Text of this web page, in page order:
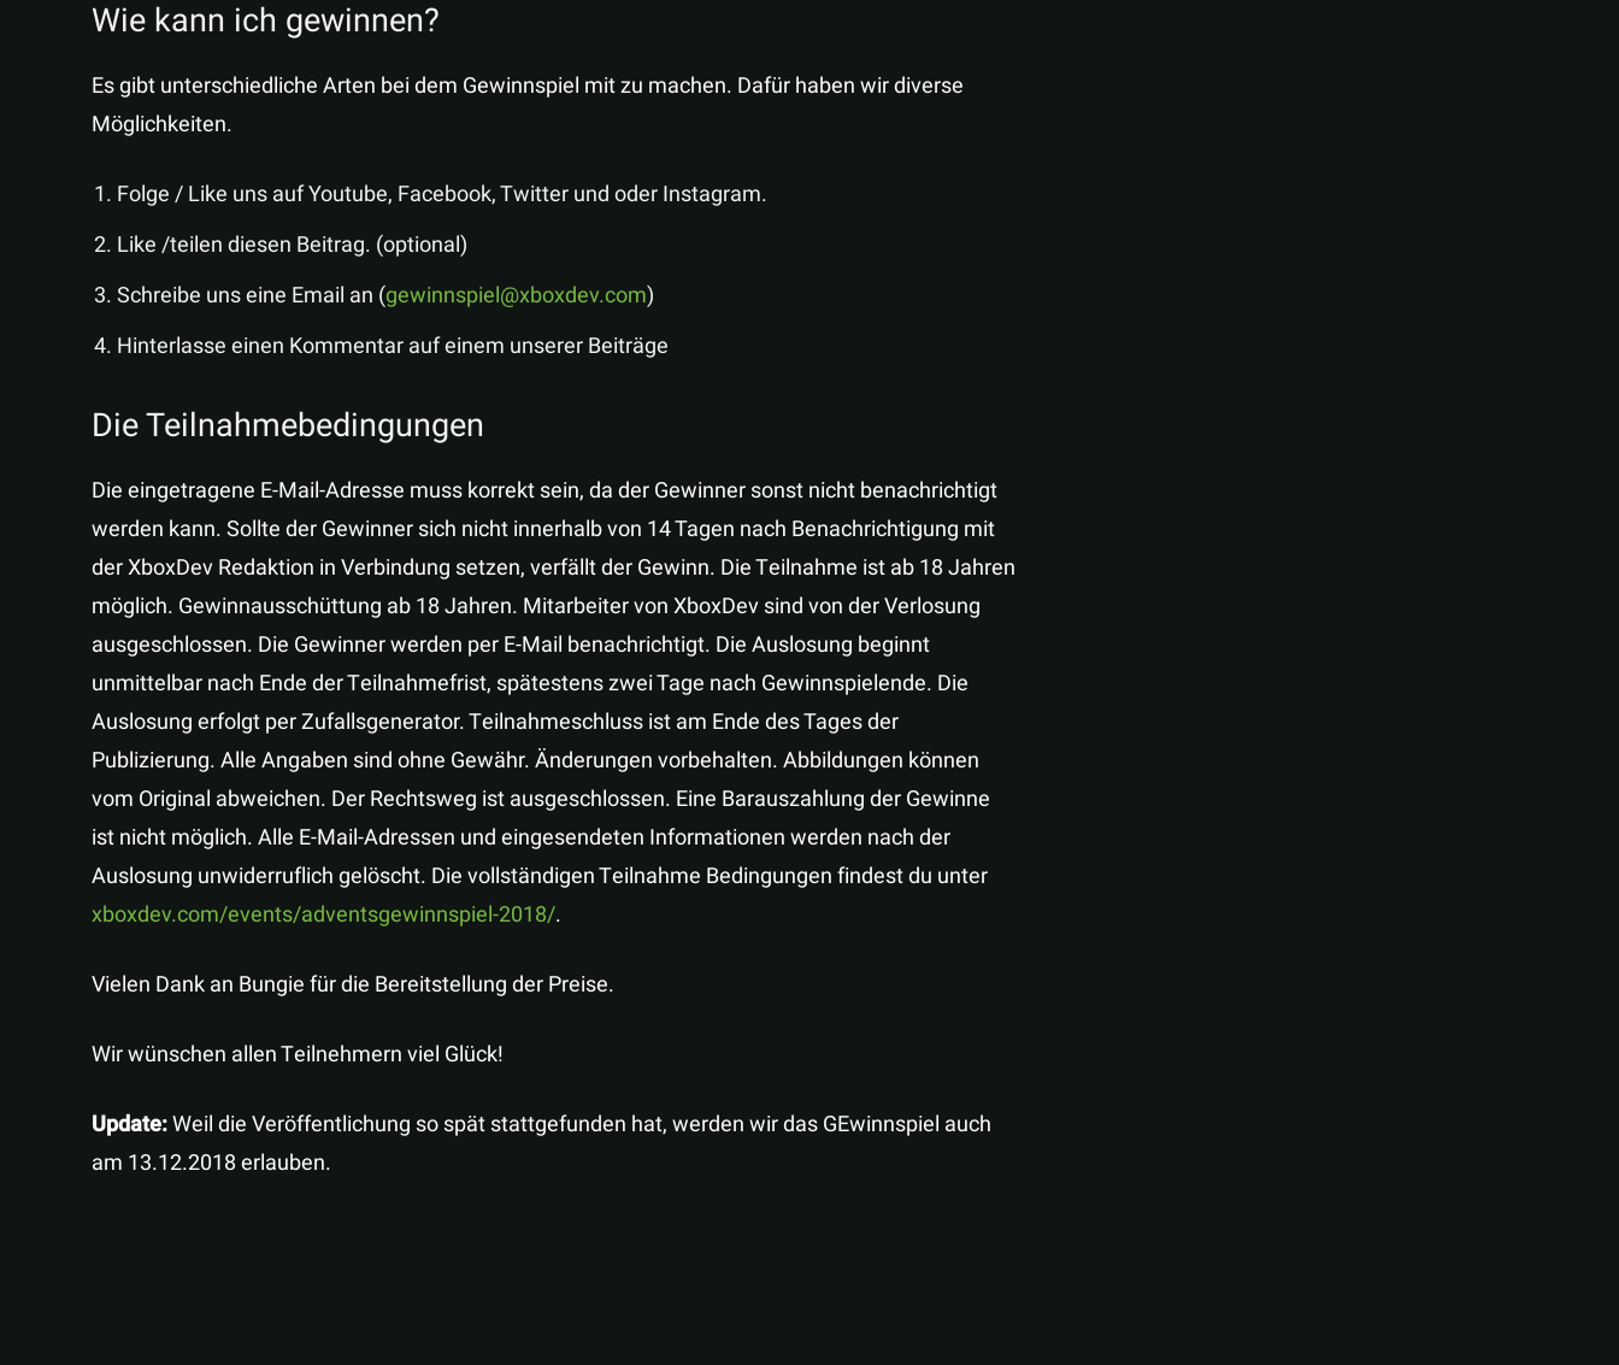
Wie kann ich gewinnen?
Es gibt unterschiedliche Arten bei dem Gewinnspiel mit zu machen. Dafür haben wir diverse
Möglichkeiten.
Folge / Like uns auf Youtube, Facebook, Twitter und oder Instagram.
Like /teilen diesen Beitrag. (optional)
Schreibe uns eine Email an (gewinnspiel@xboxdev.com)
Hinterlasse einen Kommentar auf einem unserer Beiträge
Die Teilnahmebedingungen
Die eingetragene E-Mail-Adresse muss korrekt sein, da der Gewinner sonst nicht benachrichtigt
werden kann. Sollte der Gewinner sich nicht innerhalb von 14 Tagen nach Benachrichtigung mit
der XboxDev Redaktion in Verbindung setzen, verfällt der Gewinn. Die Teilnahme ist ab 18 Jahren
möglich. Gewinnausschüttung ab 18 Jahren. Mitarbeiter von XboxDev sind von der Verlosung
ausgeschlossen. Die Gewinner werden per E-Mail benachrichtigt. Die Auslosung beginnt
unmittelbar nach Ende der Teilnahmefrist, spätestens zwei Tage nach Gewinnspielende. Die
Auslosung erfolgt per Zufallsgenerator. Teilnahmeschluss ist am Ende des Tages der
Publizierung. Alle Angaben sind ohne Gewähr. Änderungen vorbehalten. Abbildungen können
vom Original abweichen. Der Rechtsweg ist ausgeschlossen. Eine Barauszahlung der Gewinne
ist nicht möglich. Alle E-Mail-Adressen und eingesendeten Informationen werden nach der
Auslosung unwiderruflich gelöscht. Die vollständigen Teilnahme Bedingungen findest du unter
xboxdev.com/events/adventsgewinnspiel-2018/.
Vielen Dank an Bungie für die Bereitstellung der Preise.
Wir wünschen allen Teilnehmern viel Glück!
Update:Weil die Veröffentlichung so spät stattgefunden hat, werden wir das GEwinnspiel auch
am 13.12.2018 erlauben.